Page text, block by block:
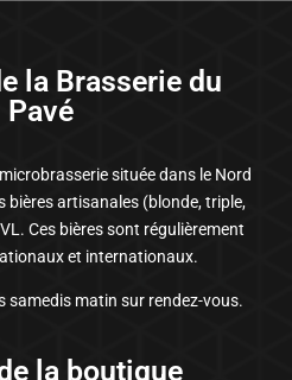
la Brasserie du
Pavé
située dans le Nord
bières artisanales (blonde, triple,
Ces bières sont régulièrement
et internationaux.
samedis matin sur rendez-vous.
la boutique